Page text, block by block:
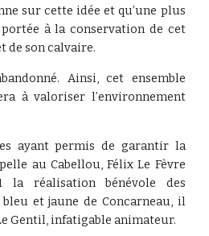
sur cette idée et qu’une plus
à la conservation de cet
de son calvaire.
Ainsi, cet ensemble
à valoriser l’environnement
ayant permis de garantir la
au Cabellou, Félix Le Fèvre
la réalisation bénévole des
et jaune de Concarneau, il
Gentil, infatigable animateur.